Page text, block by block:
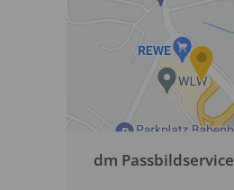
dm Passbildservice